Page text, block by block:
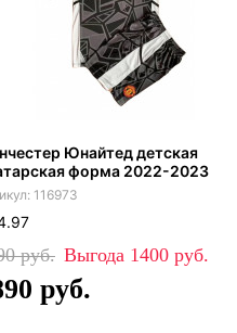
Юнайтед детская
форма 2022-2023
116973
1400